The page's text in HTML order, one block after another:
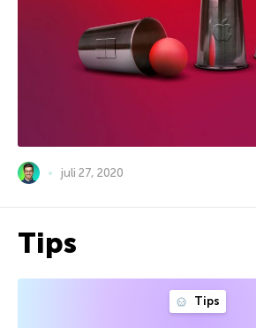
juli 27, 2020
Tips
Tips